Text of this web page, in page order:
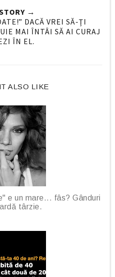
G
o
o
P
u
s
→
DACĂ VREI SĂ-ŢI
MAI ÎNTÂI SĂ AI CURAJ
ÎN EL.
ALSO LIKE
e un mare... fâs? Gânduri
târzie.